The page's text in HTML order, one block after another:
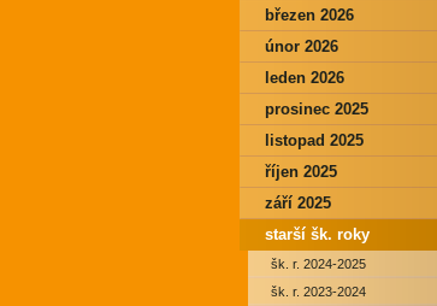
březen 2026
únor 2026
leden 2026
prosinec 2025
listopad 2025
říjen 2025
září 2025
starší šk. roky
šk. r. 2024-2025
šk. r. 2023-2024